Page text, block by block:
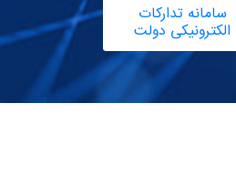
سامانه تدارکات
الکترونیکی دولت